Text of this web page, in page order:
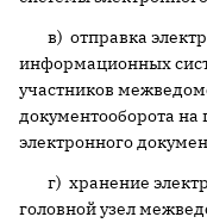
в) отправка
информационных
участников
документооборота на
электронного
г) хранение
головной узел